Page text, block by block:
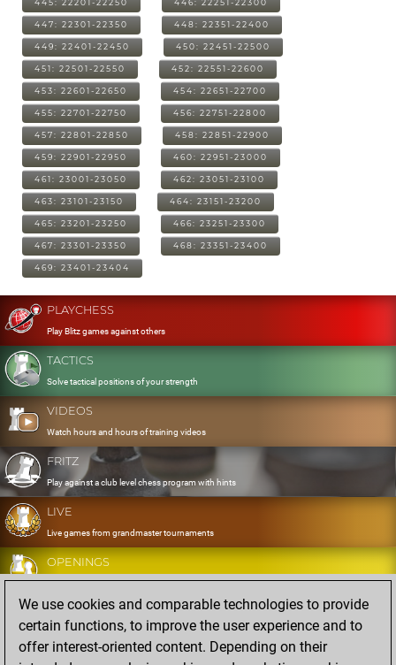
445: 22201-22250 446: 22251-22300
447: 22301-22350 448: 22351-22400
449: 22401-22450 450: 22451-22500
451: 22501-22550 452: 22551-22600
453: 22601-22650 454: 22651-22700
455: 22701-22750 456: 22751-22800
457: 22801-22850 458: 22851-22900
459: 22901-22950 460: 22951-23000
461: 23001-23050 462: 23051-23100
463: 23101-23150 464: 23151-23200
465: 23201-23250 466: 23251-23300
467: 23301-23350 468: 23351-23400
469: 23401-23404
PLAYCHESS
Play Blitz games against others
TACTICS
Solve tactical positions of your strength
VIDEOS
Watch hours and hours of training videos
FRITZ
Play against a club level chess program with hints
LIVE
Live games from grandmaster tournaments
OPENINGS
Develop and exercise your openings
DATABASE
Eight million strong games
We use cookies and comparable technologies to provide
certain functions, to improve the user experience and to
offer interest-oriented content. Depending on their